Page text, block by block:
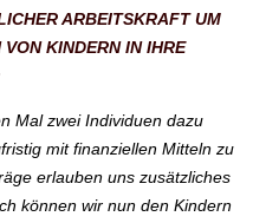
ARBEITSKRAFT UM
KINDERN IN IHRE
Mal zwei Individuen dazu
mit finanziellen Mitteln zu
erlauben uns zusätzliches
können wir nun den Kindern